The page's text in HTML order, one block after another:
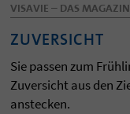
VISAVIE – DAS MAGAZIN
ZUVERSICHT
Sie passen zum
Zuversicht aus den
anstecken.